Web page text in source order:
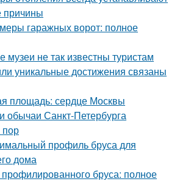
причины
гаражных ворот: полное
музеи не так известны туристам
уникальные достижения связаны
площадь: сердце Москвы
обычаи Санкт-Петербурга
пор
профиль бруса для
дома
бруса: полное